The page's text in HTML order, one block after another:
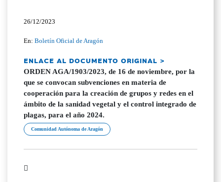
26/12/2023
En:Boletín Oficial de Aragón
ENLACE AL DOCUMENTO ORIGINAL >
ORDEN AGA/1903/2023, de 16 de noviembre, por la
que se convocan subvenciones en materia de
cooperación para la creación de grupos y redes en el
ámbito de la sanidad vegetal y el control integrado de
plagas, para el año 2024.
Comunidad Autónoma de Aragón